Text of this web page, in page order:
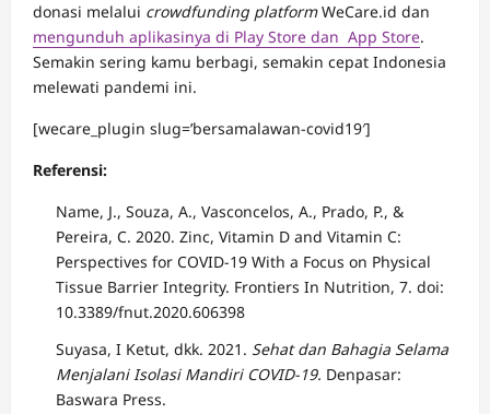
donasi melalui crowdfunding platformWeCare.id dan
mengunduh aplikasinya di Play Store dan App Store.
Semakin sering kamu berbagi, semakin cepat Indonesia
melewati pandemi ini.
[wecare_plugin slug=’bersamalawan-covid19′]
Referensi:
Name, J., Souza, A., Vasconcelos, A., Prado, P., &
Pereira, C. 2020. Zinc, Vitamin D and Vitamin C:
Perspectives for COVID-19 With a Focus on Physical
Tissue Barrier Integrity. Frontiers In Nutrition, 7. doi:
10.3389/fnut.2020.606398
Suyasa, I Ketut, dkk. 2021. Sehat dan Bahagia Selama
Menjalani Isolasi Mandiri COVID-19. Denpasar:
Baswara Press.